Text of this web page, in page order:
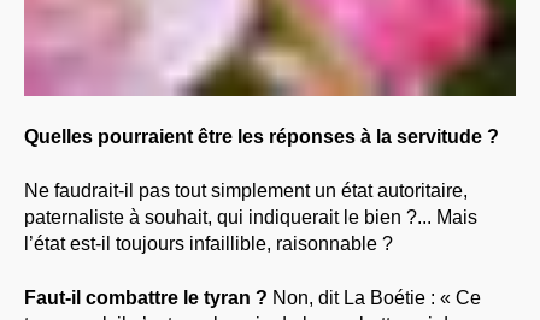
Quelles pourraient être les réponses à la servitude ?
Ne faudrait-il pas tout simplement un état autoritaire,
paternaliste à souhait, qui indiquerait le bien ?... Mais
l’état est-il toujours infaillible, raisonnable ?
Faut-il combattre le tyran ? Non, dit La Boétie : « Ce